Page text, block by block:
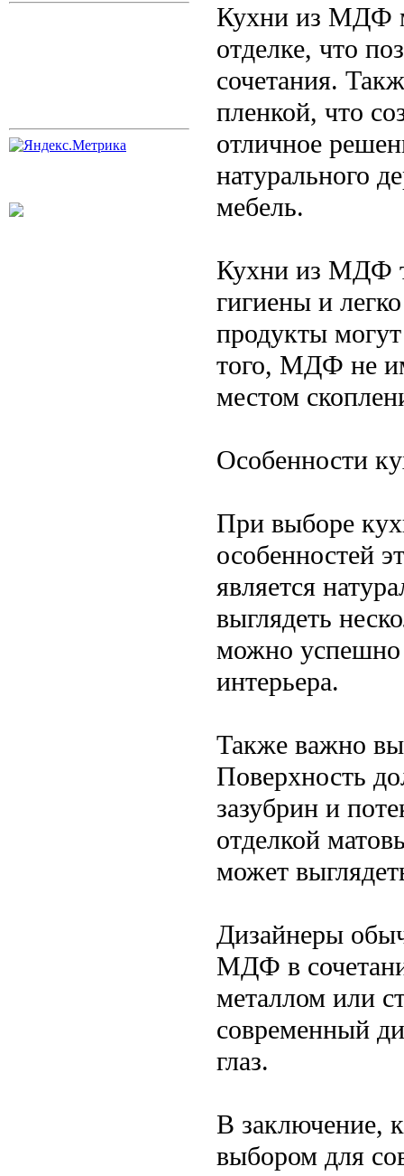
Кухни из МДФ
отделке, что
сочетания.
пленкой, что
отличное
натурального
мебель.
Кухни из МДФ
гигиены и
продукты
того, МДФ не
местом
Особенности
При выборе
особенностей
является
выглядеть
можно успешно
интерьера.
Также важно
Поверхность
зазубрин и
отделкой
может
Дизайнеры
МДФ в
металлом или
современный
глаз.
В заключение,
выбором для